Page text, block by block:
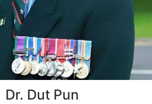
Dr. Dut Pun